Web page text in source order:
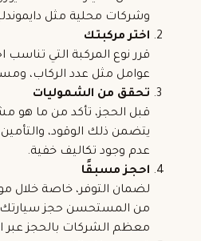
وشركات محلية مثل
اختر مركبتك
قرر نوع المركبة التي
عوامل مثل عدد الركاب،
تحقق من الشموليات
قبل الحجز، تأكد من ما هو
يتضمن ذلك الوقود،
عدم وجود تكاليف خفية.
احجز مسبقًا
لضمان التوفر، خاصة خلال
من المستحسن حجز
معظم الشركات بالحجز عبر